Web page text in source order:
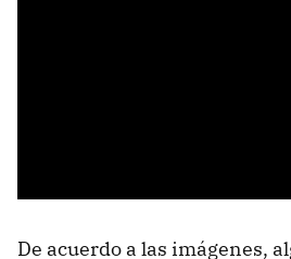
De acuerdo a las imágenes,